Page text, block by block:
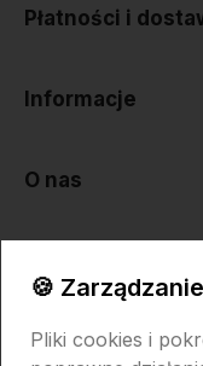
Płatności i
Informacje
O nas
🍪
Pliki cookies i